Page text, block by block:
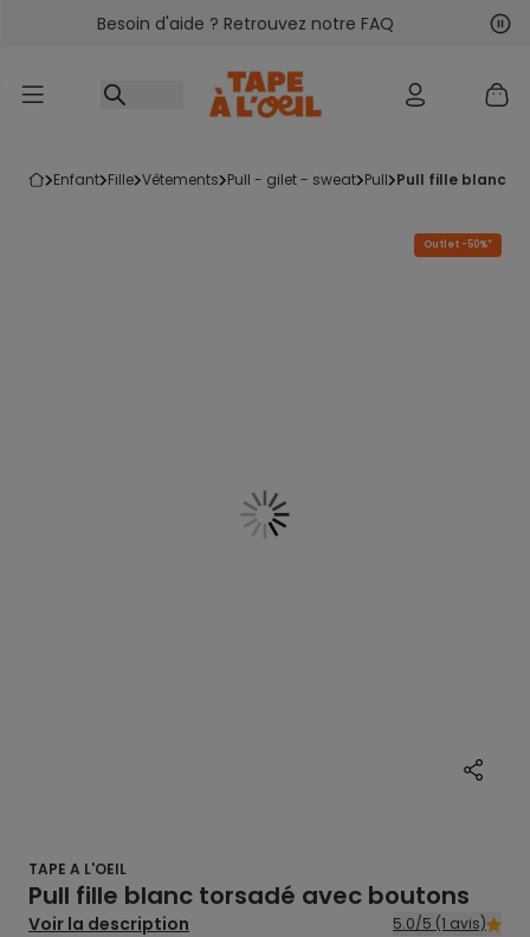
Accéder au contenu
Besoin d'aide ? Retrouvez notre FAQ
enfant fille vêtements pull - gilet - sweat pull pull fille blanc
Outlet -50%*
TAPE A L'OEIL
Pull fille blanc torsadé avec boutons
Voir la description 5.0/5 (1 avis)